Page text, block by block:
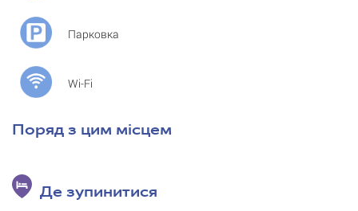
Парковка
Wi-Fi
Поряд з цим місцем
Де зупинитися